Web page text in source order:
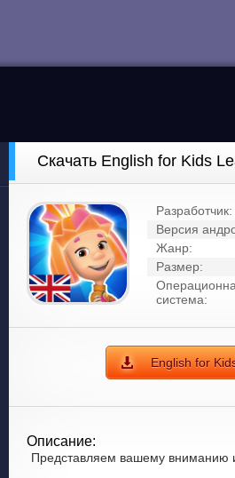
Скачать English for Kids
Разработчик:
Версия
Жанр:
Размер:
система:
English for
Описание:
Представляем вашему вниманию